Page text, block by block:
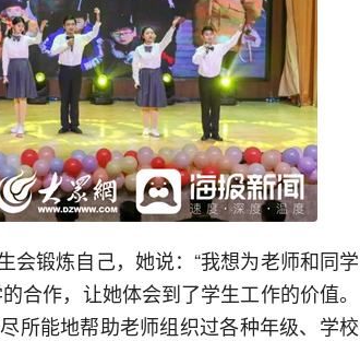
会锻炼自己，她说：“我想为老师和同学
合作，让她体会到了学生工作的价值。
所能地帮助老师组织过各种年级、学校